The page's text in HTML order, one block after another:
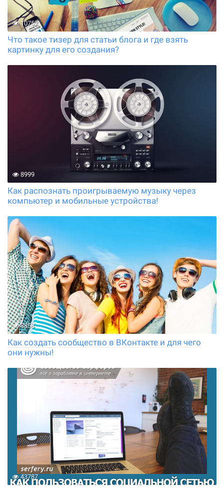
10752
Что такое тизер для статьи блога и где взять
картинку для его создания?
8999
Как распознать проигрываемую музыку через
компьютер и мобильные устройства!
8858
Как создать сообщество в ВКонтакте и для чего
они нужны!
43787